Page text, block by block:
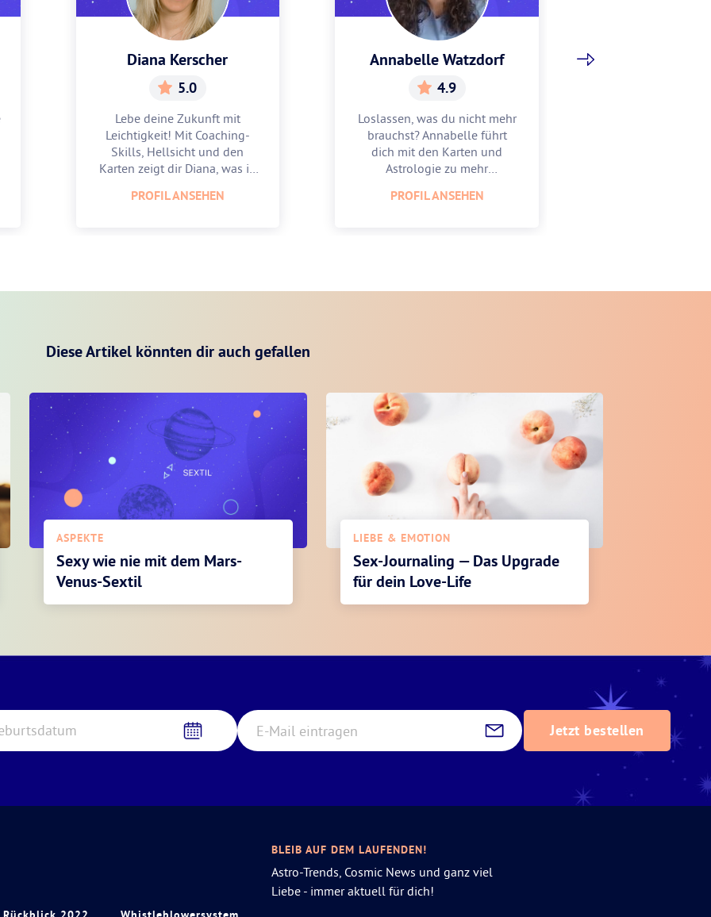
Diana Kerscher
5.0
Lebe deine Zukunft mit
Leichtigkeit! Mit Coaching-
Skills, Hellsicht und den
Karten zeigt dir Diana, was in
PROFIL ANSEHEN
Annabelle Watzdorf
4.9
Loslassen, was du nicht mehr
brauchst? Annabelle führt
dich mit den Karten und
Astrologie zu mehr
PROFIL ANSEHEN
Diese Artikel könnten dir auch gefallen
ASPEKTE
Sexy wie nie mit dem Mars-
Venus-Sextil
LIEBE & EMOTION
Sex-Journaling — Das Upgrade
für dein Love-Life
Jetzt bestellen
BLEIB AUF DEM LAUFENDEN!
Astro-Trends, Cosmic News und ganz viel
Liebe - immer aktuell für dich!